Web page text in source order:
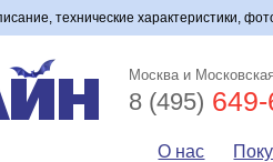
технические характеристики,
Москва и
8 (495)
О нас